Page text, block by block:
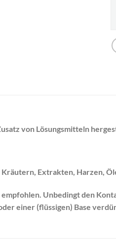
von Lösungsmitteln
Extrakten, Harzen,
Unbedingt den
einer (flüssigen) Base